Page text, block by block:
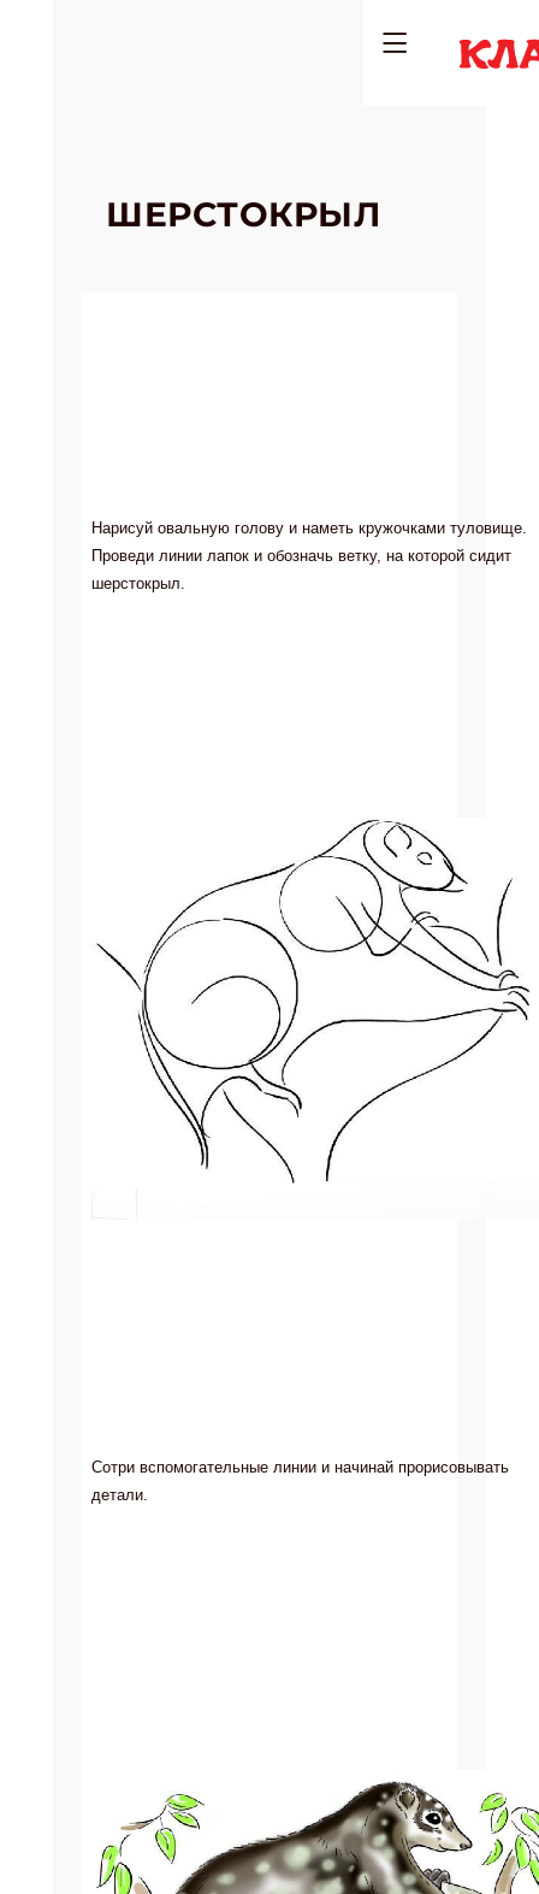
ШЕРСТОКРЫЛ
Нарисуй овальную голову и наметь кружочками туловище.
Проведи линии лапок и обозначь ветку, на которой сидит
шерстокрыл.
Сотри вспомогательные линии и начинай прорисовывать
детали.